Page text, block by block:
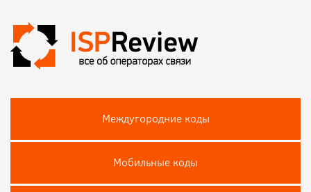
Междугородние коды
Мобильные коды